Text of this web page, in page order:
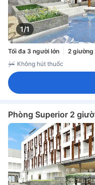
1/1
Tối đa 3 người lớn
2 giường
Không hút thuốc
Phòng Superior 2